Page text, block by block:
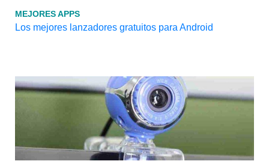
MEJORES APPS
Los mejores lanzadores gratuitos para Android